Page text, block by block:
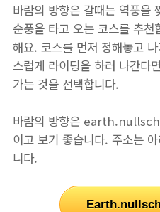
바람의 방향은 갈때는 역풍을
순풍을 타고 오는 코스를 추
해요. 코스를 먼저 정해놓고
스럽게 라이딩을 하러 나간다
가는 것을 선택합니다.
바람의 방향은
이고 보기 좋습니다. 주소는
니다.